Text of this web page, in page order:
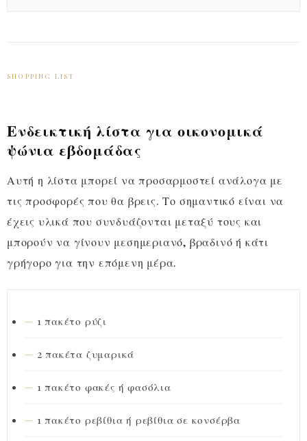
SHOPPING LIST
Ενδεικτική λίστα για οικονομικά
ψώνια εβδομάδας
Αυτή η λίστα μπορεί να προσαρμοστεί ανάλογα με
τις προσφορές που θα βρεις. Το σημαντικό είναι να
έχεις υλικά που συνδυάζονται μεταξύ τους και
μπορούν να γίνουν μεσημεριανό, βραδινό ή κάτι
γρήγορο για την επόμενη μέρα.
1 πακέτο ρύζι
2 πακέτα ζυμαρικά
1 πακέτο φακές ή φασόλια
1 πακέτο ρεβίθια ή ρεβίθια σε κονσέρβα